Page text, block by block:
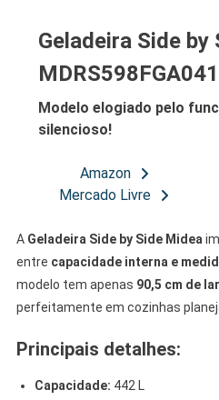
Geladeira Side by
Modelo elogiado pelo
silencioso!
Amazon
Mercado Livre
A Geladeira Side by Side Midea
entre capacidade interna e
modelo tem apenas 90,5 cm de
perfeitamente em cozinhas
Principais detalhes:
Capacidade: 442 L